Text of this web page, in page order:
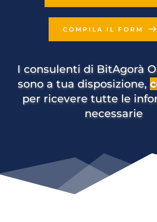
COMPILA IL FORM
I consulenti di BitAgorà
sono a tua disposizione,
per ricevere tutte le
necessarie